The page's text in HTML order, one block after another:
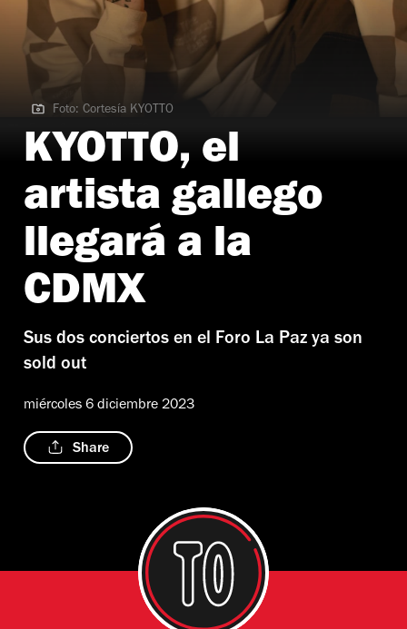
Foto: Cortesía KYOTTO
Foto: Cortesía KYOTTO
KYOTTO, el
artista gallego
llegará a la
CDMX
Sus dos conciertos en el Foro La Paz ya son
sold out
miércoles 6 diciembre 2023
Share